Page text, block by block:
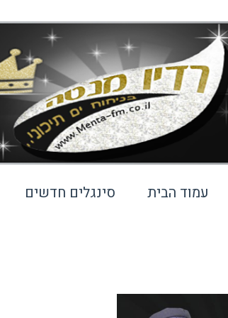
עמוד הבית סינגלים חדשים